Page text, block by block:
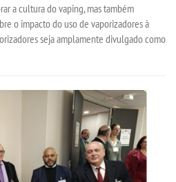
a cultura do vaping, mas também
o impacto do uso de vaporizadores à
seja amplamente divulgado como